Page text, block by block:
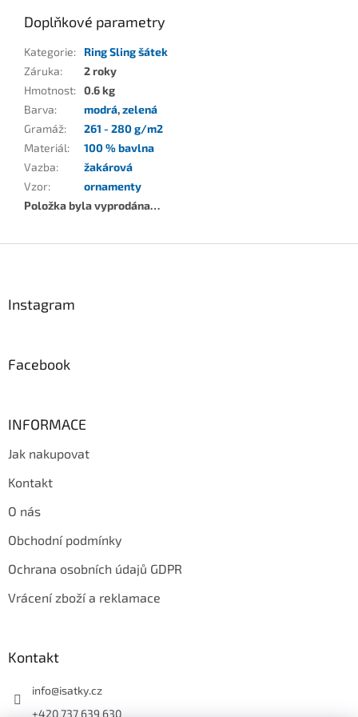
Doplňkové parametry
Kategorie:
Ring Sling šátek
Záruka:
2 roky
Hmotnost: 0.6 kg
Barva: modrá,zelená
Gramáž:
261 - 280 g/m2
Materiál:
100 % bavlna
Vazba:
žakárová
Vzor:
ornamenty
Položka byla vyprodána…
Instagram
Facebook
INFORMACE
Jak nakupovat
Kontakt
O nás
Obchodní podmínky
Ochrana osobních údajů GDPR
Vrácení zboží a reklamace
Kontakt
info@isatky.cz
+420 737 639 630